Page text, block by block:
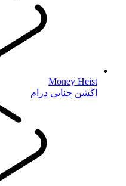
Money Heist
اکشن جنایی درام